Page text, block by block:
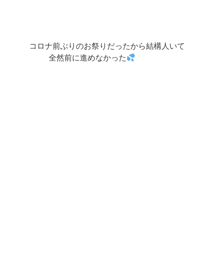
コロナ前ぶりのお祭りだったから結構人いて
全然前に進めなかった